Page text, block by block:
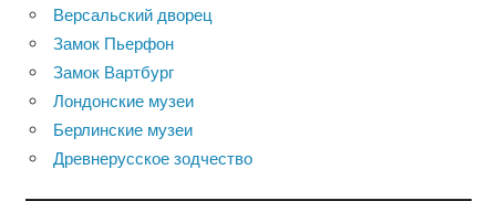
Версальский дворец
Замок Пьерфон
Замок Вартбург
Лондонские музеи
Берлинские музеи
Древнерусское зодчество